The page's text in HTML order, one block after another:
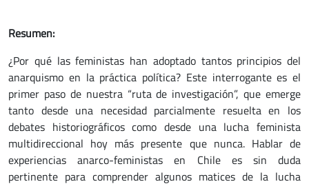
Resumen:
¿Por qué las feministas han adoptado tantos principios del
anarquismo en la práctica política? Este interrogante es el
primer paso de nuestra “ruta de investigación”, que emerge
tanto desde una necesidad parcialmente resuelta en los
debates historiográficos como desde una lucha feminista
multidireccional hoy más presente que nunca. Hablar de
experiencias anarco-feministas en Chile es sin duda
pertinente para comprender algunos matices de la lucha